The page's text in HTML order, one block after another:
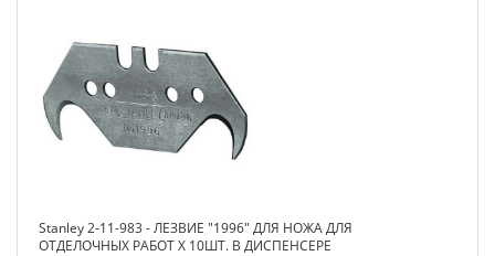
Stanley 2-11-983 - ЛЕЗВИЕ "1996" ДЛЯ НОЖА ДЛЯ
ОТДЕЛОЧНЫХ РАБОТ Х 10ШТ. В ДИСПЕНСЕРЕ